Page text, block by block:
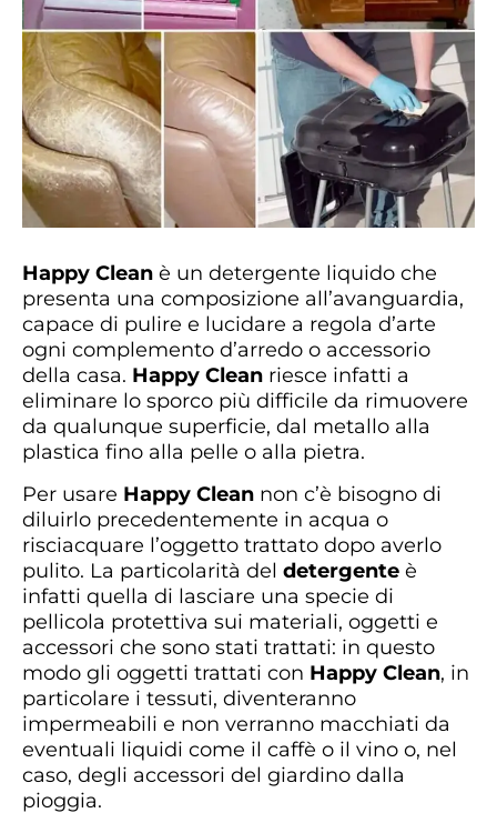
Happy Clean è un detergente liquido che
presenta una composizione all’avanguardia,
capace di pulire e lucidare a regola d’arte
ogni complemento d’arredo o accessorio
della casa. Happy Clean riesce infatti a
eliminare lo sporco più difficile da rimuovere
da qualunque superficie, dal metallo alla
plastica fino alla pelle o alla pietra.
Per usare Happy Clean non c’è bisogno di
diluirlo precedentemente in acqua o
risciacquare l’oggetto trattato dopo averlo
pulito. La particolarità del detergente è
infatti quella di lasciare una specie di
pellicola protettiva sui materiali, oggetti e
accessori che sono stati trattati: in questo
modo gli oggetti trattati con Happy Clean, in
particolare i tessuti, diventeranno
impermeabili e non verranno macchiati da
eventuali liquidi come il caffè o il vino o, nel
caso, degli accessori del giardino dalla
pioggia.